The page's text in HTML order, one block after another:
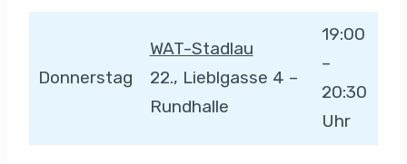
Donnerstag
WAT-Stadlau
22., Lieblgasse 4 –
Rundhalle
19:00
–
20:30
Uhr